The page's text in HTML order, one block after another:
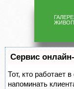
Сервис
Тот, кто работает
напоминать